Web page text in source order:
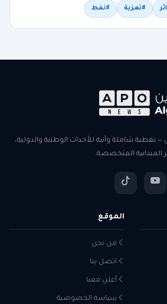
#تعزية #نفط
— تغطية شاملة وآنية للأحداث الوطنية والدولية،
الميدانية المتخصصة.
الموقع
من نحن
اتصل بنا
أعلن معنا
سياسة الخصوصية